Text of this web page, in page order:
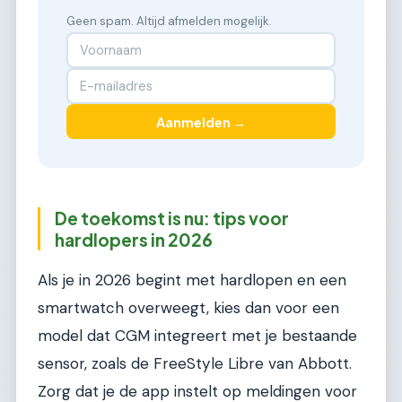
Geen spam. Altijd afmelden mogelijk.
Aanmelden →
De toekomst is nu: tips voor
hardlopers in 2026
Als je in 2026 begint met hardlopen en een
smartwatch overweegt, kies dan voor een
model dat CGM integreert met je bestaande
sensor, zoals de FreeStyle Libre van Abbott.
Zorg dat je de app instelt op meldingen voor